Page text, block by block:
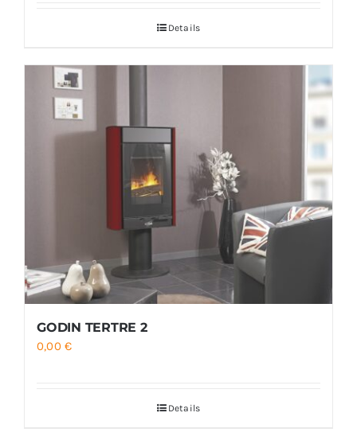
Details
GODIN TERTRE 2
0,00€
Details